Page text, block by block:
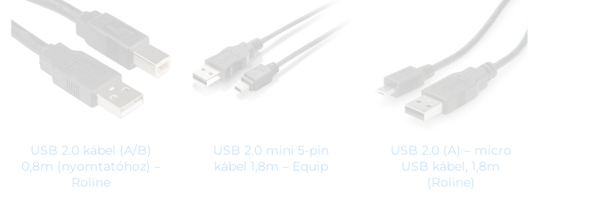
USB 2.0 kábel (A/B)
0,8m (nyomtatóhoz) –
Roline
USB 2.0 mini 5-pin
kábel 1,8m – Equip
USB 2.0 (A) – micro
USB kábel, 1,8m
(Roline)